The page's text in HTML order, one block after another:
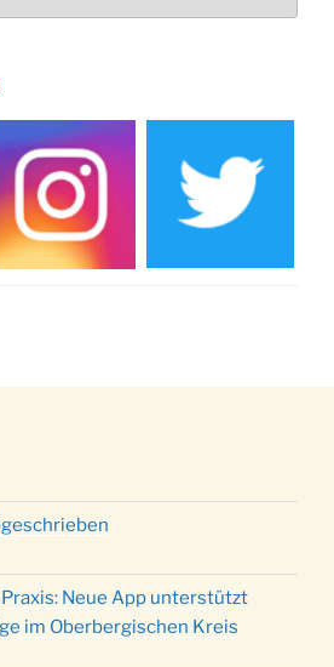
um 11:15 Uhr
Gemeindehaus von 14-16:30 Uhr
des Honterus Chors im
um 19:00 Uhr
im Ev. Gemeindehaus von 10-
um 19:00 Uhr
Brauchtum am
Hof um 17:00 Uhr
im Ev. Gemeindehaus von 10-
des Honterus Chors in
17:00 Uhr
Neue App unterstützt
im Oberbergischen Kreis